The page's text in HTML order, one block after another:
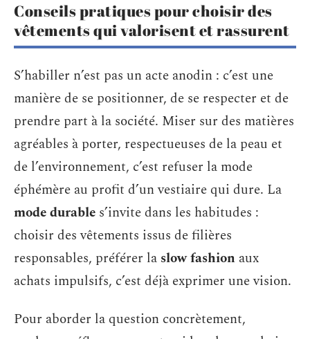
Conseils pratiques pour choisir des
vêtements qui valorisent et rassurent
S’habiller n’est pas un acte anodin : c’est une
manière de se positionner, de se respecter et de
prendre part à la société. Miser sur des matières
agréables à porter, respectueuses de la peau et
de l’environnement, c’est refuser la mode
éphémère au profit d’un vestiaire qui dure. La
mode durable s’invite dans les habitudes :
choisir des vêtements issus de filières
responsables, préférer la slow fashion aux
achats impulsifs, c’est déjà exprimer une vision.
Pour aborder la question concrètement,